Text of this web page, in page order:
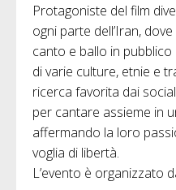
Protagoniste del film
ogni parte dell’Iran,
canto e ballo in
di varie culture, etnie e
ricerca favorita dai
per cantare assieme in
affermando la loro
voglia di libertà.
L’evento è organizzato